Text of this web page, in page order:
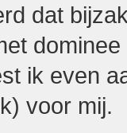
dat
ik even
voor mij.